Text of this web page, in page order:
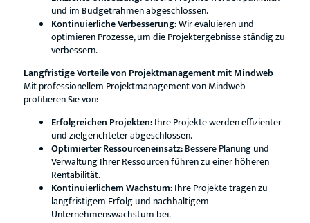
und im Budgetrahmen abgeschlossen.
Kontinuierliche Verbesserung:Wir evaluieren und
optimieren Prozesse, um die Projektergebnisse ständig zu
verbessern.
Langfristige Vorteile von Projektmanagement mit Mindweb
Mit professionellem Projektmanagement von Mindweb
profitieren Sie von:
Erfolgreichen Projekten:Ihre Projekte werden effizienter
und zielgerichteter abgeschlossen.
Optimierter Ressourceneinsatz:Bessere Planung und
Verwaltung Ihrer Ressourcen führen zu einer höheren
Rentabilität.
Kontinuierlichem Wachstum:Ihre Projekte tragen zu
langfristigem Erfolg und nachhaltigem
Unternehmenswachstum bei.